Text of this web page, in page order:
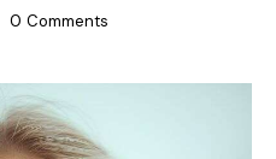
0 Comments